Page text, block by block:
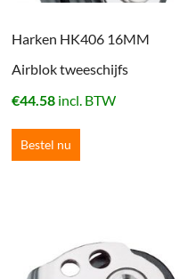
Harken HK406 16MM
Airblok tweeschijfs
€44.58 incl. BTW
Bestel nu